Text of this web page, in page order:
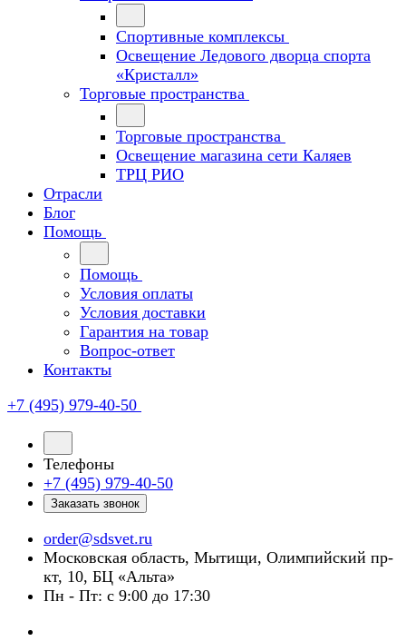
Спортивные комплексы
Освещение Ледового дворца спорта
«Кристалл»
Торговые пространства
Торговые пространства
Освещение магазина сети Каляев
ТРЦ РИО
Отрасли
Блог
Помощь
Помощь
Условия оплаты
Условия доставки
Гарантия на товар
Вопрос-ответ
Контакты
+7 (495) 979-40-50
Телефоны
+7 (495) 979-40-50
Заказать звонок
order@sdsvet.ru
Московская область, Мытищи, Олимпийский пр-
кт, 10, БЦ «Альта»
Пн - Пт: с 9:00 до 17:30